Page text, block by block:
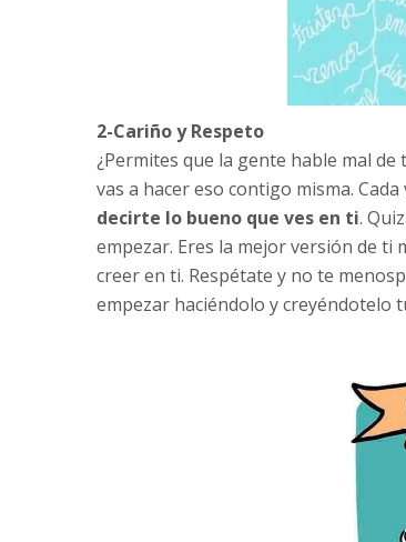
2-Cariño y Respeto
¿Permites que la gente hable mal
vas a hacer eso contigo misma.
decirte lo bueno que ves en ti.
empezar. Eres la mejor versión de ti
creer en ti. Respétate y no te
empezar haciéndolo y creyéndotelo